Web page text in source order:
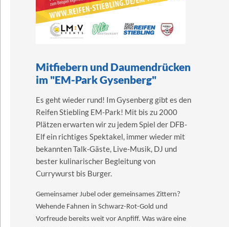
Mitfiebern und Daumendrücken
im "EM-Park Gysenberg"
Es geht wieder rund! Im Gysenberg gibt es den
Reifen Stiebling EM-Park! Mit bis zu 2000
Plätzen erwarten wir zu jedem Spiel der DFB-
Elf ein richtiges Spektakel, immer wieder mit
bekannten Talk-Gäste, Live-Musik, DJ und
bester kulinarischer Begleitung von
Currywurst bis Burger.
Gemeinsamer Jubel oder gemeinsames Zittern?
Wehende Fahnen in Schwarz-Rot-Gold und
Vorfreude bereits weit vor Anpfiff. Was wäre eine